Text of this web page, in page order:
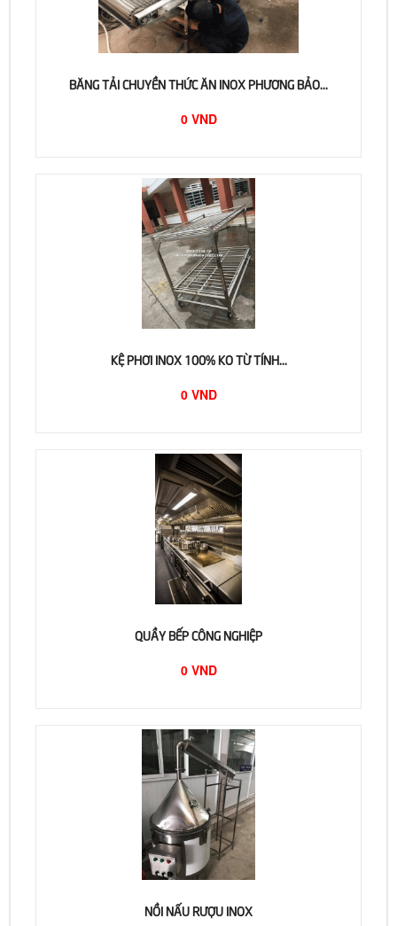
BĂNG TẢI CHUYỀN THỨC ĂN INOX PHƯƠNG BẢO...
0 VND
KỆ PHƠI INOX 100% KO TỪ TÍNH...
0 VND
QUẦY BẾP CÔNG NGHIỆP
0 VND
NỒI NẤU RƯỢU INOX